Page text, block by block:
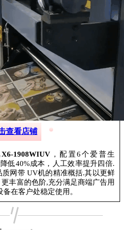
查看店铺
1908WIUV，配置6个爱普生
低40%成本，人工效率提升四倍.
网带 UV机的精准概括.其以更鲜
丰富的色阶,充分满足商端广告用
在客户处稳定使用。